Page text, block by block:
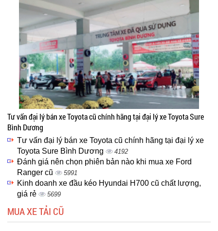
Tư vấn đại lý bán xe Toyota cũ chính hãng tại đại lý xe Toyota Sure
Bình Dương
Tư vấn đại lý bán xe Toyota cũ chính hãng tại đại lý xe
Toyota Sure Bình Dương
4192
Đánh giá nên chọn phiên bản nào khi mua xe Ford
Ranger cũ
5991
Kinh doanh xe đầu kéo Hyundai H700 cũ chất lượng,
giá rẻ
5699
MUA XE TẢI CŨ